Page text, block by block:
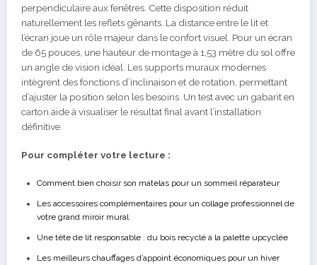
perpendiculaire aux fenêtres. Cette disposition réduit
naturellement les reflets gênants. La distance entre le lit et
l’écran joue un rôle majeur dans le confort visuel. Pour un écran
de 65 pouces, une hauteur de montage à 1,53 mètre du sol offre
un angle de vision idéal. Les supports muraux modernes
intègrent des fonctions d’inclinaison et de rotation, permettant
d’ajuster la position selon les besoins. Un test avec un gabarit en
carton aide à visualiser le résultat final avant l’installation
définitive.
Pour compléter votre lecture :
Comment bien choisir son matelas pour un sommeil réparateur
Les accessoires complémentaires pour un collage professionnel de
votre grand miroir mural
Une tête de lit responsable : du bois recyclé à la palette upcyclée
Les meilleurs chauffages d’appoint économiques pour un hiver